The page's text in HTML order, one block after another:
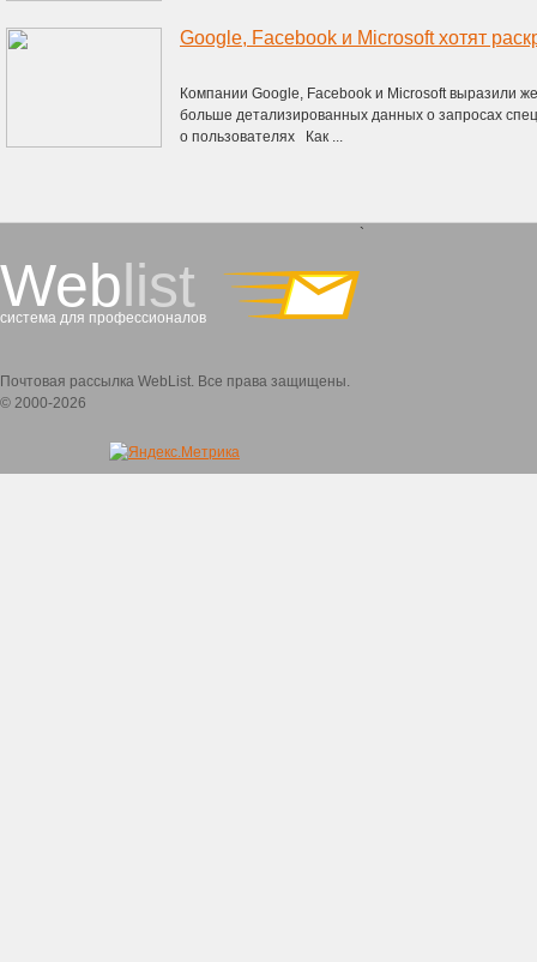
Компании Google, Facebook и Microsoft выразили
больше детализированных данных о запросах
о пользователях Как ...
Weblist
система для профессионалов
`
Почтовая рассылка WebList. Все права защищены.
© 2000-2026